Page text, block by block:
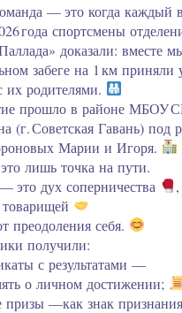
— это когда каждый
года спортсмены
доказали: вместе
забеге на 1 км приняли
их родителями.
прошло в районе МБОУ
(г. Советская Гавань) под
Марии и Игоря.
лишь точка на пути.
это дух соперничества
,
преодоления себя.
получили:
с результатами —
о личном достижении;
призы —как знак